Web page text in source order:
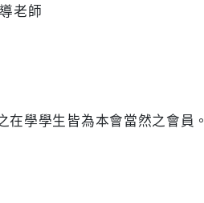
老師
學學生皆為本會當然之會員。